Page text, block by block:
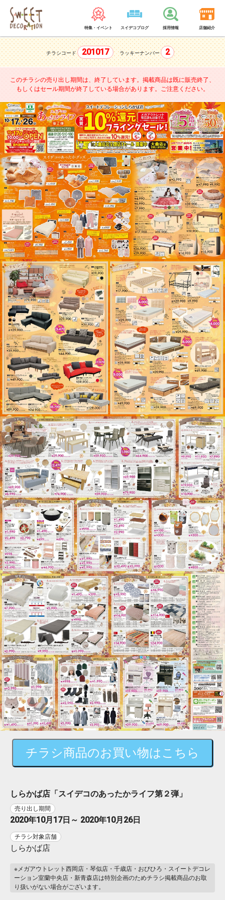
特集・イベント スイデコブログ 採用情報 店舗紹介
チラシコード 201017 ラッキーナンバー 2
このチラシの売り出し期間は、終了しています。 掲載商品は既に販売終了、
もしくはセール期間が終了している場合があります。ご注意ください。
チラシ商品のお買い物はこちら
しらかば店「スイデコのあったかライフ第２弾」
売り出し期間
2020年10月17日～ 2020年10月26日
チラシ対象店舗
しらかば店
※メガアウトレット西岡店・琴似店・千歳店・おびひろ・スイートデコレ
ーション室蘭中央店・新青森店は特別企画のためチラシ掲載商品のお取
り扱いがない場合がございます。